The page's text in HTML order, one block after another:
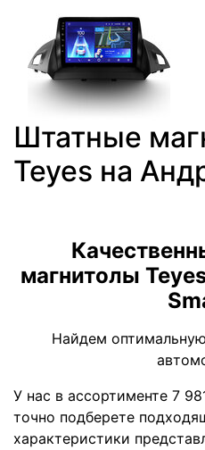
Штатные
Teyes на
магнитолы
Найдем
У нас в ассортименте 7
точно подберете
характеристики